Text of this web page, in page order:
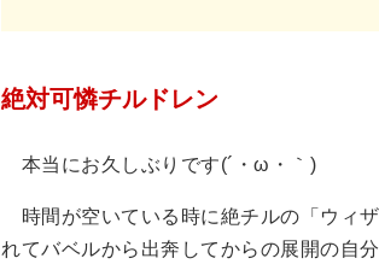
絶対可憐チルドレン
本当にお久しぶりです(´・ω・｀)
時間が空いている時に絶チルの「ウィ
れてバベルから出奔してからの展開の自